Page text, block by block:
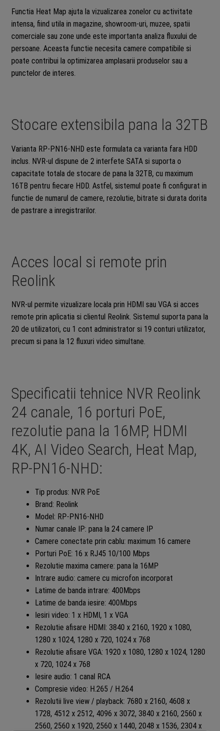
Functia Heat Map ajuta la vizualizarea zonelor cu activitate
intensa, fiind utila in magazine, showroom-uri, muzee, spatii
comerciale sau zone unde este importanta analiza fluxului de
persoane. Aceasta functie necesita camere compatibile si
poate contribui la optimizarea amplasarii produselor sau a
punctelor de interes.
Stocare extensibila pana la 32TB
Varianta RP-PN16-NHD este formulata ca varianta fara HDD
inclus. NVR-ul dispune de 2 interfete SATA si suporta o
capacitate totala de stocare de pana la 32TB, cu maximum
16TB pentru fiecare HDD. Astfel, sistemul poate fi configurat in
functie de numarul de camere, rezolutie, bitrate si durata dorita
de pastrare a inregistrarilor.
Acces local si remote prin
Reolink
NVR-ul permite vizualizare locala prin HDMI sau VGA si acces
remote prin aplicatia si clientul Reolink. Sistemul suporta pana la
20 de utilizatori, cu 1 cont administrator si 19 conturi utilizator,
precum si pana la 12 fluxuri video simultane.
Specificatii tehnice NVR Reolink
24 canale, 16 porturi PoE,
rezolutie pana la 16MP, HDMI
4K, AI Video Search, Heat Map,
RP-PN16-NHD:
Tip produs: NVR PoE
Brand: Reolink
Model: RP-PN16-NHD
Numar canale IP: pana la 24 camere IP
Camere conectate prin cablu: maximum 16 camere
Porturi PoE: 16 x RJ45 10/100 Mbps
Rezolutie maxima camere: pana la 16MP
Intrare audio: camere cu microfon incorporat
Latime de banda intrare: 400Mbps
Latime de banda iesire: 400Mbps
Iesiri video: 1 x HDMI, 1 x VGA
Rezolutie afisare HDMI: 3840 x 2160, 1920 x 1080,
1280 x 1024, 1280 x 720, 1024 x 768
Rezolutie afisare VGA: 1920 x 1080, 1280 x 1024, 1280
x 720, 1024 x 768
Iesire audio: 1 canal RCA
Compresie video: H.265 / H.264
Rezolutii live view / playback: 7680 x 2160, 4608 x
1728, 4512 x 2512, 4096 x 3072, 3840 x 2160, 2560 x
2560, 2560 x 1920, 2560 x 1440, 2048 x 1536, 2304 x